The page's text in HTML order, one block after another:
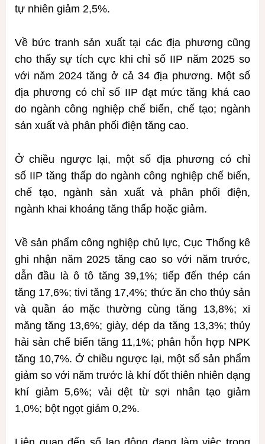
tự nhiên giảm 2,5%.
Về bức tranh sản xuất tại các địa phương cũng
cho thấy sự tích cực khi chỉ số IIP năm 2025 so
với năm 2024 tăng ở cả 34 địa phương. Một số
địa phương có chỉ số IIP đạt mức tăng khá cao
do ngành công nghiệp chế biến, chế tạo; ngành
sản xuất và phân phối điện tăng cao.
Ở chiều ngược lại, một số địa phương có chỉ
số IIP tăng thấp do ngành công nghiệp chế biến,
chế tạo, ngành sản xuất và phân phối điện,
ngành khai khoáng tăng thấp hoặc giảm.
Về sản phẩm công nghiệp chủ lực, Cục Thống kê
ghi nhận năm 2025 tăng cao so với năm trước,
dẫn đầu là ô tô tăng 39,1%; tiếp đến thép cán
tăng 17,6%; tivi tăng 17,4%; thức ăn cho thủy sản
và quần áo mặc thường cùng tăng 13,8%; xi
măng tăng 13,6%; giày, dép da tăng 13,3%; thủy
hải sản chế biến tăng 11,1%; phân hỗn hợp NPK
tăng 10,7%. Ở chiều ngược lại, một số sản phẩm
giảm so với năm trước là khí đốt thiên nhiên dạng
khí giảm 5,6%; vải dệt từ sợi nhân tạo giảm
1,0%; bột ngọt giảm 0,2%.